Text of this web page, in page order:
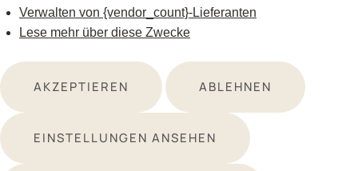
Verwalten von {vendor_count}-Lieferanten
Lese mehr über diese Zwecke
AKZEPTIEREN ABLEHNEN
EINSTELLUNGEN ANSEHEN